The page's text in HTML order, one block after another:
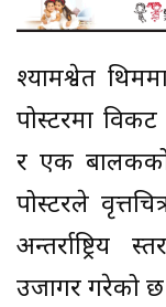
श्यामश्वेत
पोस्टरमा
र एक
पोस्टरले
उजागर गरेको